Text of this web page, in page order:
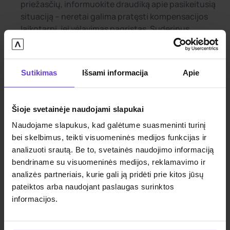
Sutikimas Išsami informacija Apie
Šioje svetainėje naudojami slapukai
Naudojame slapukus, kad galėtume suasmeninti turinį
bei skelbimus, teikti visuomeninės medijos funkcijas ir
analizuoti srautą. Be to, svetainės naudojimo informaciją
bendriname su visuomeninės medijos, reklamavimo ir
analizės partneriais, kurie gali ją pridėti prie kitos jūsų
pateiktos arba naudojant paslaugas surinktos
informacijos.
priežasčių, informuokite draudiką apie pasikeitusią
situaciją – neretai galima pratęsti kompensacijos
laikotarpį, jei vėlavimas pagrįstas. Suderinus
terminus iš anksto, išvengsite nesusipratimų, kai
nuomos laikotarpis baigsis anksčiau nei atgausite
Sklandžiam procesui svarbu išsirinkti pakaitinį
automobilį, atitinkantį sąlygas. Draudimo bendrovės
paprastai kompensuoja tokio automobilio nuomos
išlaidas, kuris yra panašios klasės į jūsų sugadintą
transporto priemonę, tačiau ne brangesnio nei
vidutinės klasės. Tai reiškia, kad jei vairavote nedidelį
miesto automobilį, nereikėtų nuomotis prabangios
tokios nuomos kaštų. Taip pat atkreipkite dėmesį į